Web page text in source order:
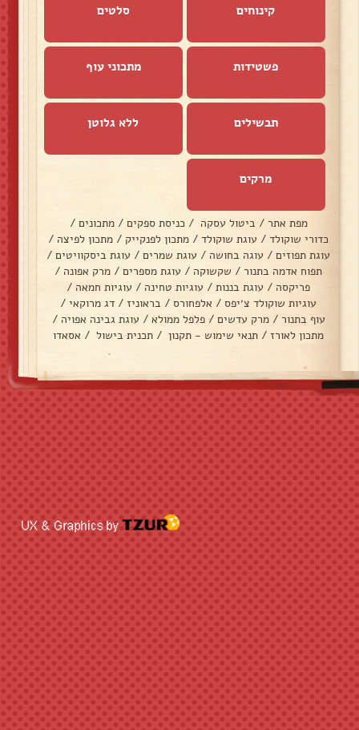
קינוחים סלטים
פשטידות מתכוני עוף
תבשילים ללא גלוטן
מרקים
מפת אתר / ביטול עסקה / כניסת ספקים / מתכונים /
כדורי שוקולד / עוגת שוקולד / מתכון לפנקייק / מתכון לפיצה /
עוגת תפוזים / עוגה בחושה / עוגת שמרים / עוגת ביסקוויטים /
תפוח אדמה בתנור / שקשוקה / עוגת מספרים / מרק אפונה /
פריקסה / עוגת בננות / עוגיות טחינה / עוגיות חמאה /
עוגיות שוקולד צ׳יפס / אלפחורס / בראוניז / דג מרוקאי /
עוף בתנור / מרק עדשים / פלפל ממולא / עוגת גבינה אפויה /
מתכון לאורז / תנאי שימוש - תקנון / תכנית בישול / אסאדו